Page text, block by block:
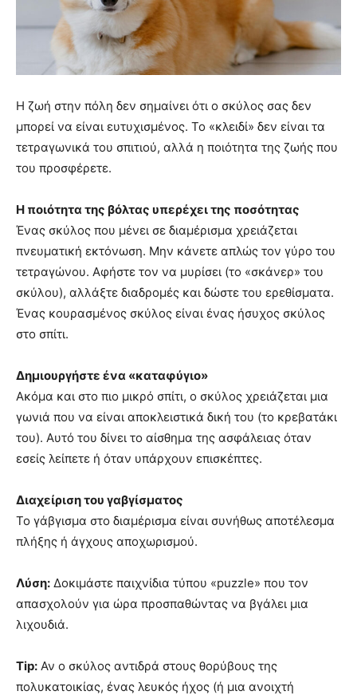
Η ζωή στην πόλη δεν σημαίνει ότι ο σκύλος σας δεν
μπορεί να είναι ευτυχισμένος. Το «κλειδί» δεν είναι τα
τετραγωνικά του σπιτιού, αλλά η ποιότητα της ζωής που
του προσφέρετε.
Η ποιότητα της βόλτας υπερέχει της ποσότητας
Ένας σκύλος που μένει σε διαμέρισμα χρειάζεται
πνευματική εκτόνωση. Μην κάνετε απλώς τον γύρο του
τετραγώνου. Αφήστε τον να μυρίσει (το «σκάνερ» του
σκύλου), αλλάξτε διαδρομές και δώστε του ερεθίσματα.
Ένας κουρασμένος σκύλος είναι ένας ήσυχος σκύλος
στο σπίτι.
Δημιουργήστε ένα «καταφύγιο»
Ακόμα και στο πιο μικρό σπίτι, ο σκύλος χρειάζεται μια
γωνιά που να είναι αποκλειστικά δική του (το κρεβατάκι
του). Αυτό του δίνει το αίσθημα της ασφάλειας όταν
εσείς λείπετε ή όταν υπάρχουν επισκέπτες.
Διαχείριση του γαβγίσματος
Το γάβγισμα στο διαμέρισμα είναι συνήθως αποτέλεσμα
πλήξης ή άγχους αποχωρισμού.
Λύση: Δοκιμάστε παιχνίδια τύπου «puzzle» που τον
απασχολούν για ώρα προσπαθώντας να βγάλει μια
λιχουδιά.
Tip: Αν ο σκύλος αντιδρά στους θορύβους της
πολυκατοικίας, ένας λευκός ήχος (ή μια ανοιχτή